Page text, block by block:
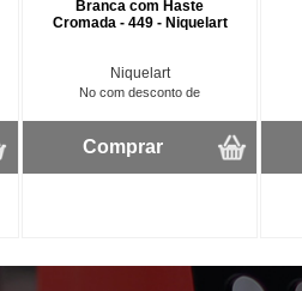
Branca com Haste
Cromada - 449 - Niquelart
Niquelart
No com desconto de
Comprar